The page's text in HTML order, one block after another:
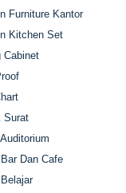
Furniture Kantor
Kitchen Set
Cabinet
Surat
Dan Cafe